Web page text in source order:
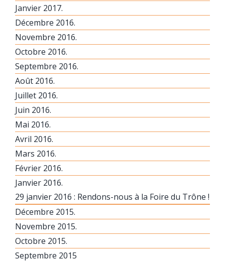
Janvier 2017.
Décembre 2016.
Novembre 2016.
Octobre 2016.
Septembre 2016.
Août 2016.
Juillet 2016.
Juin 2016.
Mai 2016.
Avril 2016.
Mars 2016.
Février 2016.
Janvier 2016.
29 janvier 2016 : Rendons-nous à la Foire du Trône !
Décembre 2015.
Novembre 2015.
Octobre 2015.
Septembre 2015